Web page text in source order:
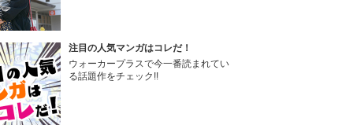
注目の人気マンガはコレだ！
ウォーカープラスで今一番読まれてい
る話題作をチェック!!